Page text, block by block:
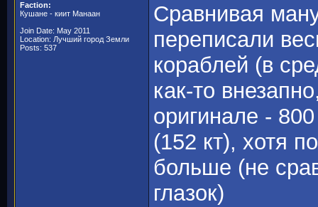
Faction:
Кушане - киит Манаан
Join Date: May 2011
Location: Лучший город Земли
Posts: 537
Сравнивая
переписали
кораблей (в
как-то
оригинале -
(152 кт), хотя
больше (не
глазок)